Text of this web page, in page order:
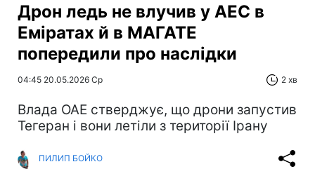
Дрон ледь не влучив у АЕС в
Еміратах й в МАГАТЕ
попередили про наслідки
04:45 20.05.2026 Ср 2 хв
Влада ОАЕ стверджує, що дрони запустив
Тегеран і вони летіли з території Ірану
ПИЛИП БОЙКО